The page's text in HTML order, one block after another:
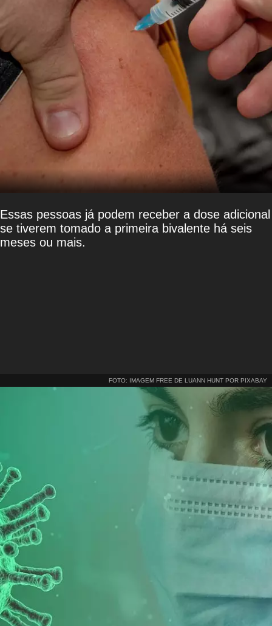
Essas pessoas já podem receber a dose adicional
se tiverem tomado a primeira bivalente há seis
meses ou mais.
FOTO: IMAGEM FREE DE LUANN HUNT POR PIXABAY